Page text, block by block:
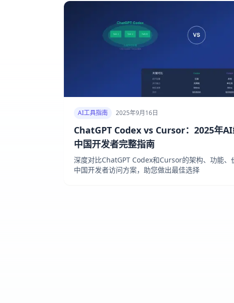
AI工具指南 2025年9月16日
ChatGPT Codex vs Cursor：2025年
中国开发者完整指南
深度对比ChatGPT Codex和Cursor的架构、功能、
中国开发者访问方案，助您做出最佳选择